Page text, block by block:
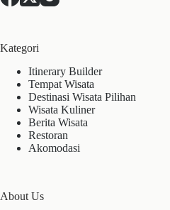
Kategori
Itinerary Builder
Tempat Wisata
Destinasi Wisata Pilihan
Wisata Kuliner
Berita Wisata
Restoran
Akomodasi
About Us